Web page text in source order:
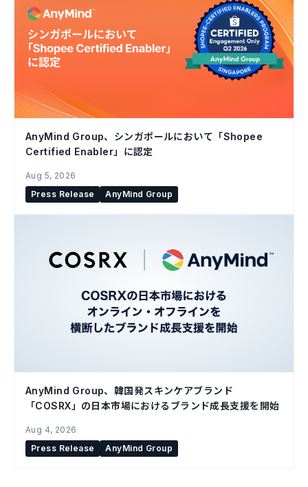
AnyMind Group、シンガポールにおいて「Shopee
Certified Enabler」に認定
Aug 5, 2026
Press Release
AnyMind Group
AnyMind Group、韓国発スキンケアブランド
「COSRX」の日本市場におけるブランド成長支援を開始
Aug 4, 2026
Press Release
AnyMind Group